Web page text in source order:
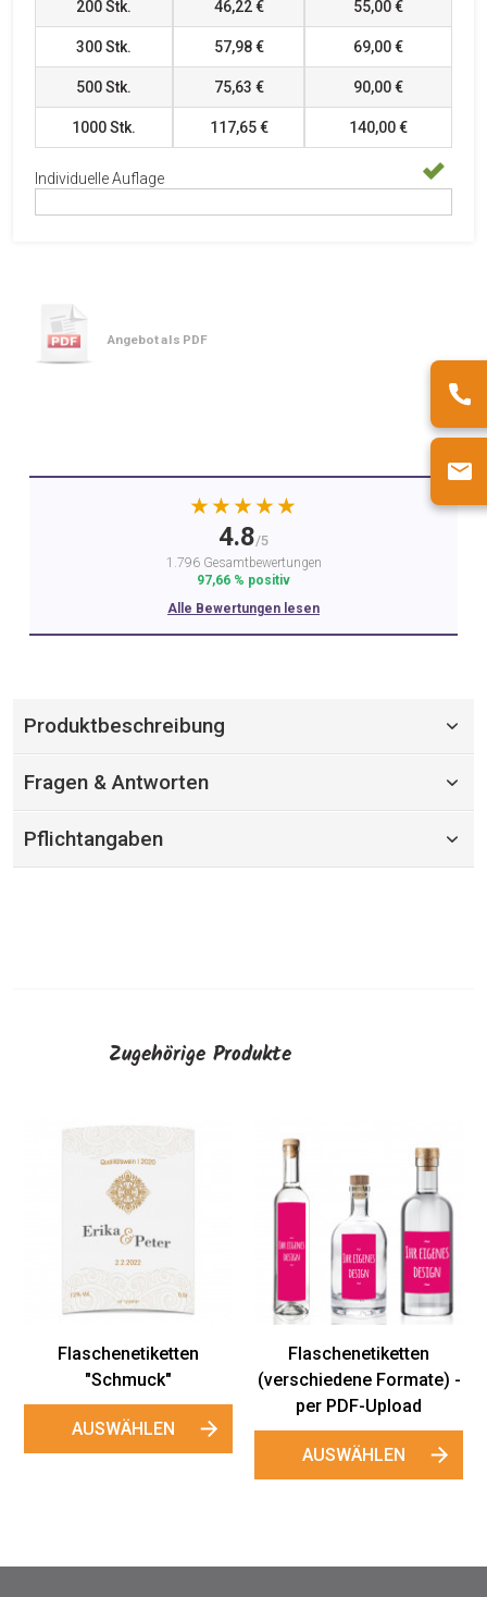
200Stk. 46,22 € 55,00 €
300Stk. 57,98 € 69,00 €
500Stk. 75,63 € 90,00 €
1000Stk. 117,65 € 140,00 €
Individuelle Auflage
Angebot als PDF
★★★★★
4.8/5
1.796 Gesamtbewertungen
97,66 % positiv
Alle Bewertungen lesen
Produktbeschreibung
Fragen & Antworten
Pflichtangaben
Zugehörige Produkte
Formate) -
per PDF-Upload
AUSWÄHLEN
Flaschenetiketten
"Männerrausch"
AUSWÄHLEN